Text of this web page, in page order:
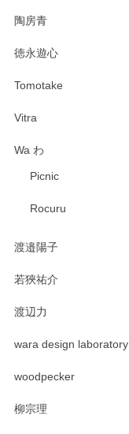
陶房青
徳永遊心
Tomotake
Vitra
Wa わ
Picnic
Rocuru
渡邉陽子
若狹祐介
渡辺力
wara design laboratory
woodpecker
柳宗理